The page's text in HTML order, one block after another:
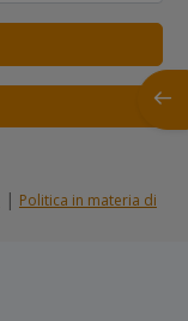
Apri
| Politica in materia di